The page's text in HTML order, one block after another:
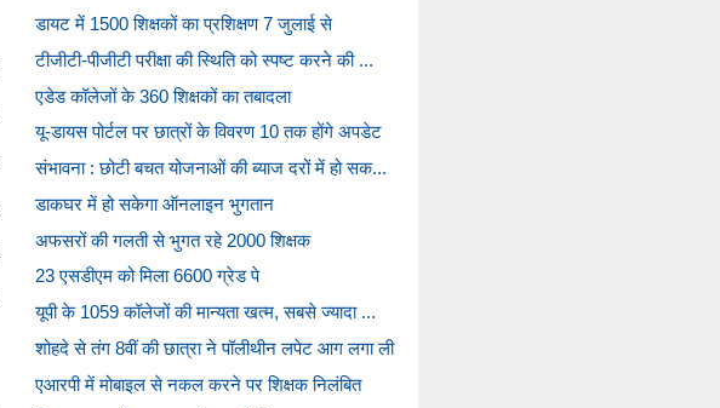
डायट में 1500 शिक्षकों का प्रशिक्षण 7 जुलाई से
टीजीटी-पीजीटी परीक्षा की स्थिति को स्पष्ट करने की ...
एडेड कॉलेजों के 360 शिक्षकों का तबादला
यू-डायस पोर्टल पर छात्रों के विवरण 10 तक होंगे अपडेट
संभावना : छोटी बचत योजनाओं की ब्याज दरों में हो सक...
डाकघर में हो सकेगा ऑनलाइन भुगतान
अफसरों की गलती से भुगत रहे 2000 शिक्षक
23 एसडीएम को मिला 6600 ग्रेड पे
यूपी के 1059 कॉलेजों की मान्यता खत्म, सबसे ज्यादा ...
शोहदे से तंग 8वीं की छात्रा ने पॉलीथीन लपेट आग लगा ली
एआरपी में मोबाइल से नकल करने पर शिक्षक निलंबित